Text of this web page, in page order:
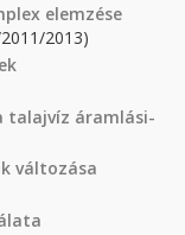
elemzése
2013)
talajvíz áramlási-
változása